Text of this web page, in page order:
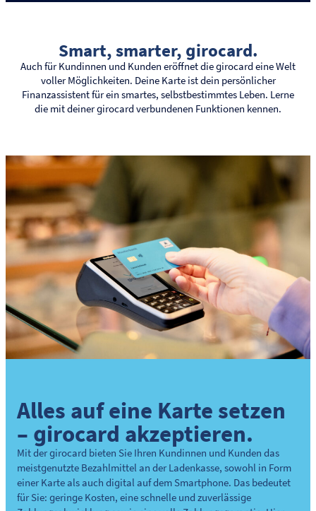
Smart, smarter, girocard.
Auch für Kundinnen und Kunden eröffnet die girocard eine Welt
voller Möglichkeiten. Deine Karte ist dein persönlicher
Finanzassistent für ein smartes, selbstbestimmtes Leben. Lerne
die mit deiner girocard verbundenen Funktionen kennen.
Alles auf eine Karte setzen
– girocard akzeptieren.
Mit der girocard bieten Sie Ihren Kundinnen und Kunden das
meistgenutzte Bezahlmittel an der Ladenkasse, sowohl in Form
einer Karte als auch digital auf dem Smartphone. Das bedeutet
für Sie: geringe Kosten, eine schnelle und zuverlässige